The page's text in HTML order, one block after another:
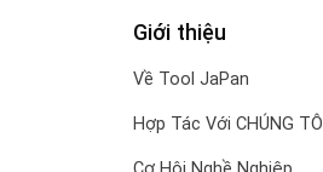
Giới thiệu
Về Tool JaPan
Hợp Tác Với CHÚNG TÔI